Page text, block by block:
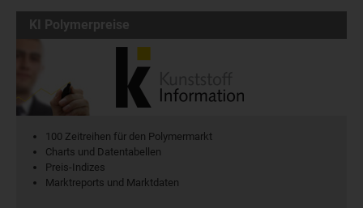
KI Polymerpreise
100 Zeitreihen für den Polymermarkt
Charts und Datentabellen
Preis-Indizes
Marktreports und Marktdaten